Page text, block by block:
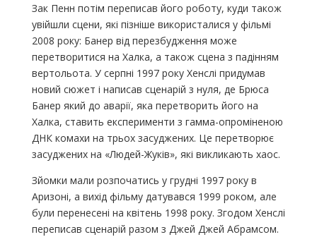
Зак Пенн потім переписав його роботу, куди також
увійшли сцени, які пізніше використалися у фільмі
2008 року: Банер від перезбудження може
перетворитися на Халка, а також сцена з падінням
вертольота. У серпні 1997 року Хенслі придумав
новий сюжет і написав сценарій з нуля, де Брюса
Банер який до аварії, яка перетворить його на
Халка, ставить експерименти з гамма-опроміненою
ДНК комахи на трьох засуджених. Це перетворює
засуджених на «Людей-Жуків», які викликають хаос.
Зйомки мали розпочатись у грудні 1997 року в
Аризоні, а вихід фільму датувався 1999 роком, але
були перенесені на квітень 1998 року. Згодом Хенслі
переписав сценарій разом з Джей Джей Абрамсом.